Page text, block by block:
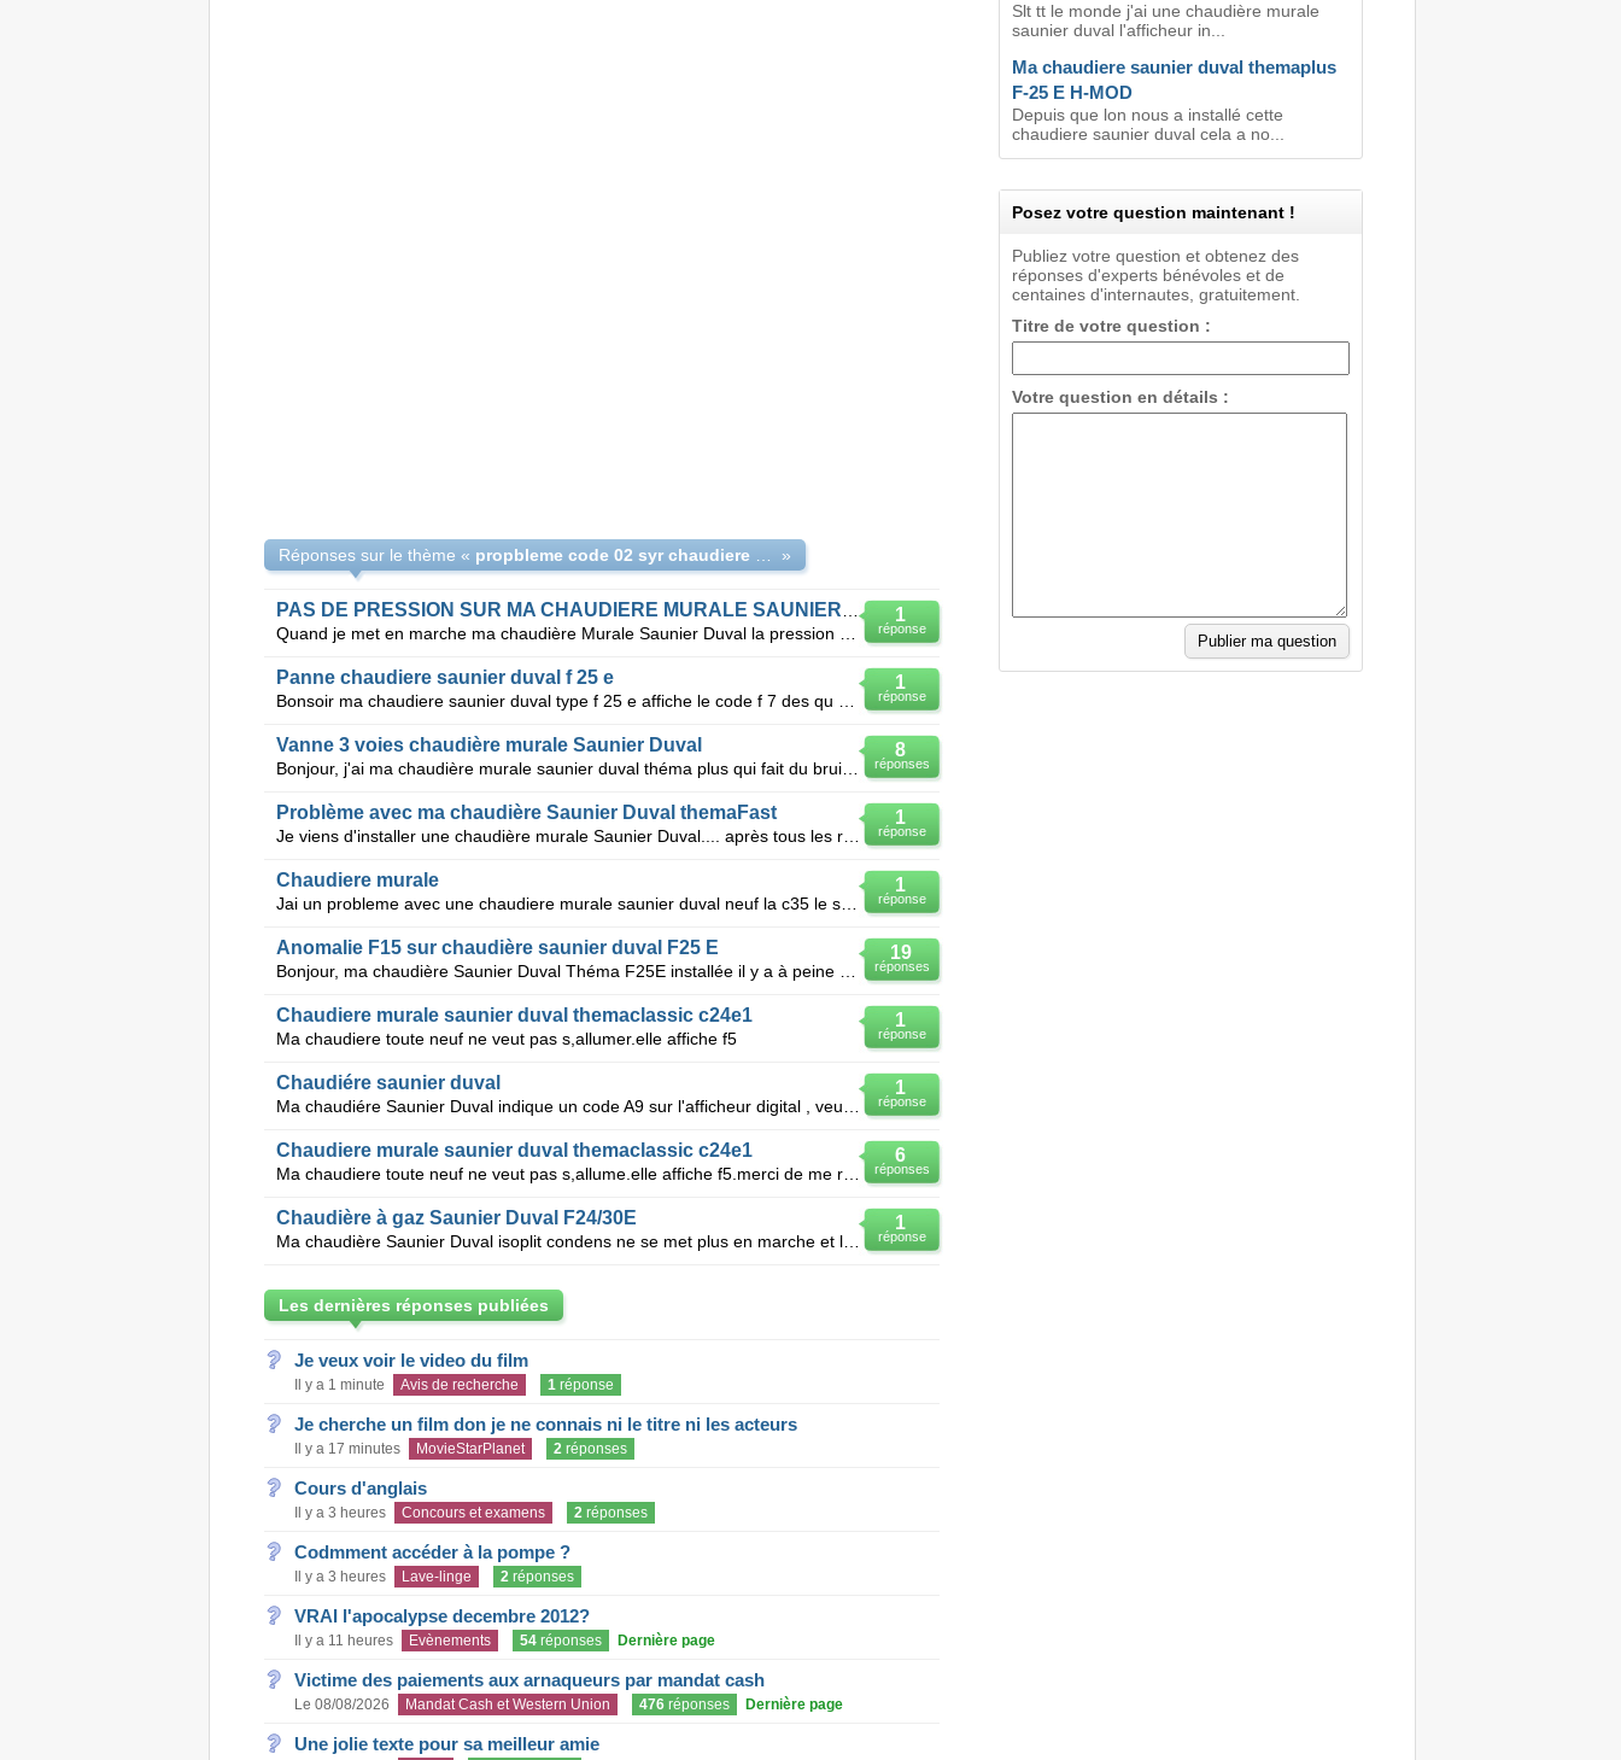
Réponses sur le thème « »
1
réponse
1
réponse
Panne chaudiere saunier duval f 25 e
8
réponses
Vanne 3 voies chaudière murale Saunier Duval
Bonjour, j'ai ma chaudière murale saunier duval théma plus qui fait du bruit comme coup de belier da
1
réponse
Problème avec ma chaudière Saunier Duval themaFast
Je viens d'installer une chaudière murale Saunier Duval.... après tous les réglages,les radiateurs m
1
réponse
Chaudiere murale
Jai un probleme avec une chaudiere murale saunier duval neuf la c35 le sanitaire marche est le chauf
19
réponses
Anomalie F15 sur chaudière saunier duval F25 E
1
réponse
Chaudiere murale saunier duval themaclassic c24e1
Ma chaudiere toute neuf ne veut pas s,allumer.elle affiche f5
1
réponse
Chaudiére saunier duval
6
réponses
Chaudiere murale saunier duval themaclassic c24e1
Ma chaudiere toute neuf ne veut pas s,allume.elle affiche f5.merci de me repondre
1
réponse
Chaudière à gaz Saunier Duval F24/30E
Ma chaudière Saunier Duval isoplit condens ne se met plus en marche et la sécurité de fonctionnement
Les dernières réponses publiées
Je veux voir le video du film
Il y a 1 minute Avis de recherche 1réponse
Je cherche un film don je ne connais ni le titre ni les acteurs
Il y a 17 minutes MovieStarPlanet 2réponses
Cours d'anglais
Il y a 3 heures Concours et examens 2réponses
Codmment accéder à la pompe ?
Il y a 3 heures Lave-linge 2réponses
VRAI l'apocalypse decembre 2012?
Il y a 11 heures Evènements 54réponses Dernière page
Victime des paiements aux arnaqueurs par mandat cash
Le 08/08/2026 Mandat Cash et Western Union 476réponses Dernière page
Une jolie texte pour sa meilleur amie
Slt tt le monde j'ai une chaudière murale
saunier duval l'afficheur in...
Ma chaudiere saunier duval themaplus
F-25 E H-MOD
Depuis que lon nous a installé cette
chaudiere saunier duval cela a no...
Posez votre question maintenant !
Publiez votre question et obtenez des
réponses d'experts bénévoles et de
centaines d'internautes, gratuitement.
Titre de votre question :
Votre question en détails :